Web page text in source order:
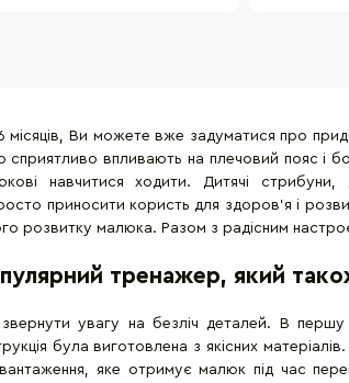
Ви можете вже задуматися про
впливають на плечовий пояс і
навчитися ходити. Дитячі
приносити користь для здоров'я і
розвитку малюка. Разом з радісним
тренажер, який
увагу на безліч деталей. В першу
була виготовлена з якісних
яке отримує малюк під час